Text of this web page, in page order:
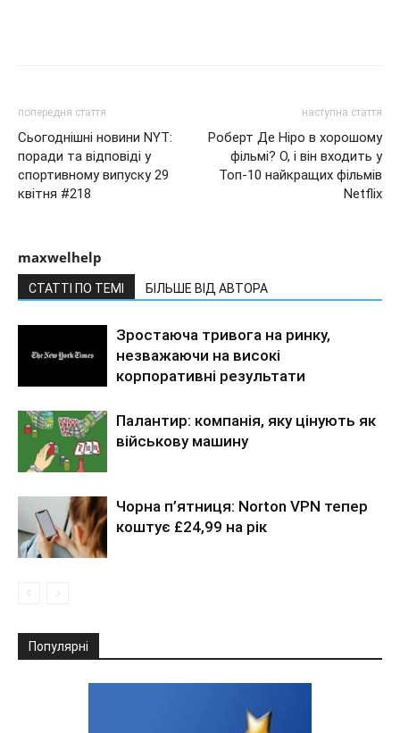
попередня стаття
Сьогоднішні новини NYT:
поради та відповіді у
спортивному випуску 29
квітня #218
наступна стаття
Роберт Де Ніро в хорошому
фільмі? О, і він входить у
Топ-10 найкращих фільмів
Netflix
maxwelhelp
СТАТТІ ПО ТЕМІ БІЛЬШЕ ВІД АВТОРА
Зростаюча тривога на ринку,
незважаючи на високі
корпоративні результати
Палантир: компанія, яку цінують як
військову машину
Чорна п’ятниця: Norton VPN тепер
коштує £24,99 на рік
Популярні